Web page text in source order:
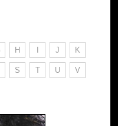
H I J K
S T U V